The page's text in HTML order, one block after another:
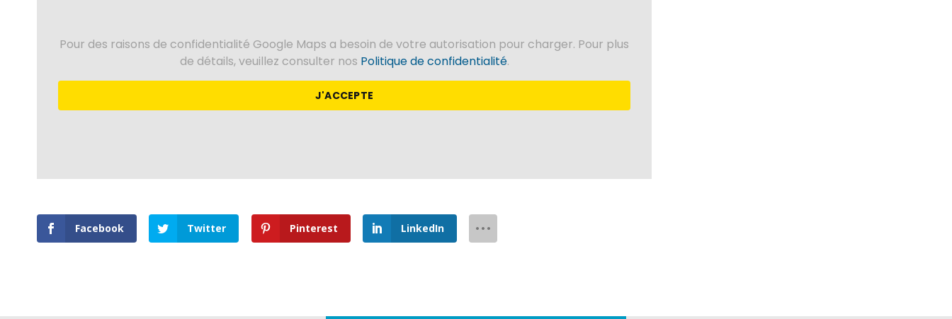
Pour des raisons de confidentialité Google Maps a besoin de votre autorisation pour charger. Pour plus
de détails, veuillez consulter nos Politique de confidentialité.
J'ACCEPTE
Facebook Twitter Pinterest LinkedIn